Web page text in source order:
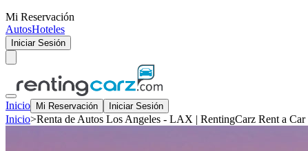
Mi Reservación
AutosHoteles
Iniciar Sesión
Inicio Mi Reservación Iniciar Sesión
Inicio>Renta de Autos Los Angeles - LAX | RentingCarz Rent a Car